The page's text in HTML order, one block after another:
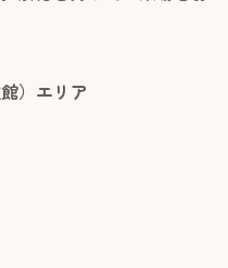
られるドラマチックな光
）エリア